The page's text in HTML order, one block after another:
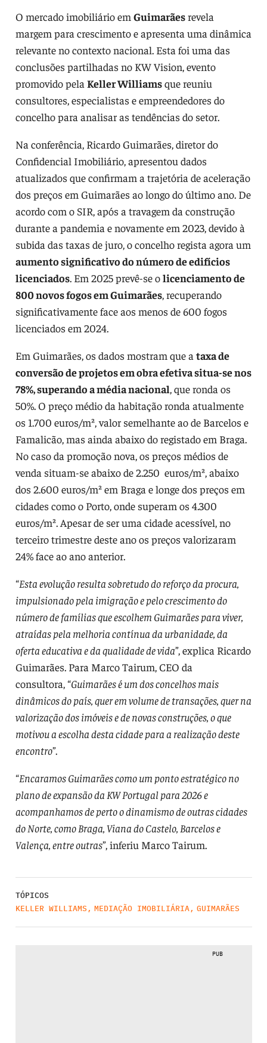
O mercado imobiliário em Guimarãesrevela
margem para crescimento e apresenta uma dinâmica
relevante no contexto nacional. Esta foi uma das
conclusões partilhadas no KW Vision, evento
promovido pela Keller Williamsque reuniu
consultores, especialistas e empreendedores do
concelho para analisar as tendências do setor.
Na conferência, Ricardo Guimarães, diretor do
Confidencial Imobiliário, apresentou dados
atualizados que confirmam a trajetória de aceleração
dos preços em Guimarães ao longo do último ano. De
acordo com o SIR, após a travagem da construção
durante a pandemia e novamente em 2023, devido à
subida das taxas de juro, o concelho regista agora um
aumento significativo do número de edifícios
licenciados. Em 2025 prevê-se olicenciamento de
800 novos fogos em Guimarães, recuperando
significativamente face aos menos de 600 fogos
licenciados em 2024.
Em Guimarães, os dados mostram que a taxa de
conversão de projetos em obra efetiva situa-se nos
78%, superando a média nacional, que ronda os
50%. O preço médio da habitação ronda atualmente
os 1.700 euros/m², valor semelhante ao de Barcelos e
Famalicão, mas ainda abaixo do registado em Braga.
No caso da promoção nova, os preços médios de
venda situam-se abaixo de 2.250 euros/m², abaixo
dos 2.600 euros/m² em Braga e longe dos preços em
cidades como o Porto, onde superam os 4.300
euros/m². Apesar de ser uma cidade acessível, no
terceiro trimestre deste ano os preços valorizaram
24% face ao ano anterior.
“Esta evolução resulta sobretudo do reforço da procura,
impulsionado pela imigração e pelo crescimento do
número de famílias que escolhem Guimarães para viver,
atraídas pela melhoria contínua da urbanidade, da
oferta educativa e da qualidade de vida”, explica Ricardo
Guimarães. Para Marco Tairum, CEO da
consultora, “Guimarães é um dos concelhos mais
dinâmicos do país, quer em volume de transações, quer na
valorização dos imóveis e de novas construções, o que
motivou a escolha desta cidade para a realização deste
encontro”.
“Encaramos Guimarães como um ponto estratégico no
plano de expansão da KW Portugal para 2026 e
acompanhamos de perto o dinamismo de outras cidades
do Norte, como Braga, Viana do Castelo, Barcelos e
Valença, entre outras”, inferiu Marco Tairum.
TÓPICOS
KELLER WILLIAMS , MEDIAÇÃO IMOBILIÁRIA, GUIMARÃES
PUB